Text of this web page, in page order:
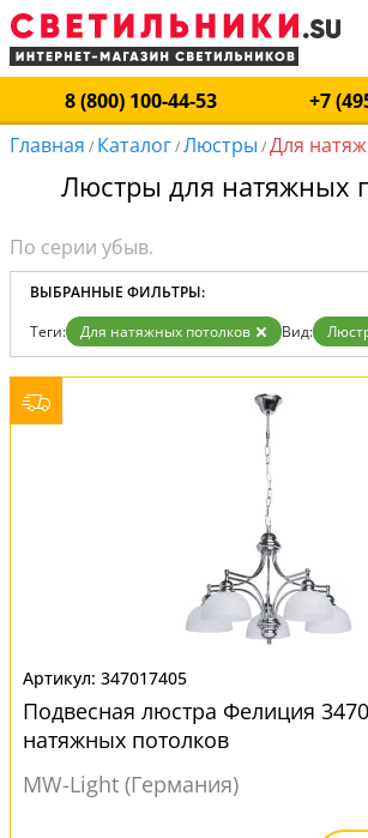
8 (800) 100-44-53
+7
Главная / Каталог/Люстры /Для
Люстры для натяжных
ВЫБРАННЫЕ ФИЛЬТРЫ:
Теги: Для натяжных потолков Вид:
347017405
Подвесная люстра Фелиция
натяжных потолков
MW-Light (Германия)